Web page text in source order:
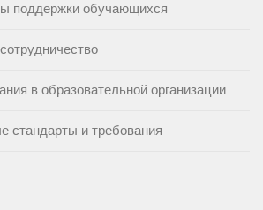
поддержки обучающихся
в образовательной организации
стандарты и требования